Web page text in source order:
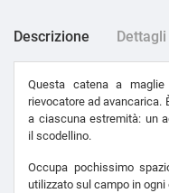
Descrizione
Questa catena a
rievocatore ad avancarica.
a ciascuna estremità: un
il scodellino.
Occupa pochissimo
utilizzato sul campo in